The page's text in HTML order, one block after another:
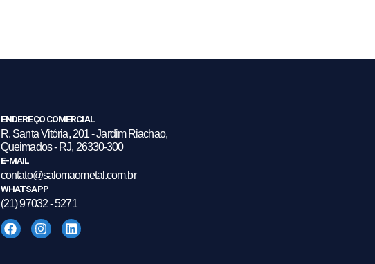
ENDEREÇO COMERCIAL
R. Santa Vitória, 201 - Jardim Riachao,
Queimados - RJ, 26330-300
E-MAIL
contato@salomaometal.com.br
WHATSAPP
(21) 97032 - 5271